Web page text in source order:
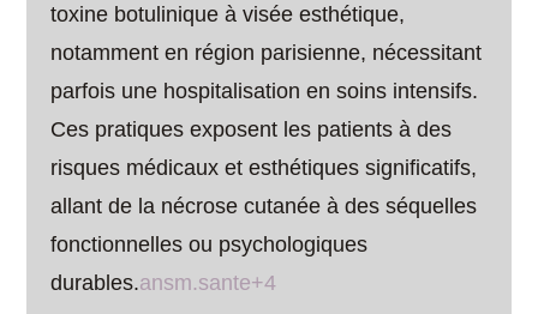
toxine botulinique à visée esthétique,
notamment en région parisienne, nécessitant
parfois une hospitalisation en soins intensifs.
Ces pratiques exposent les patients à des
risques médicaux et esthétiques significatifs,
allant de la nécrose cutanée à des séquelles
fonctionnelles ou psychologiques
durables.ansm.sante+4